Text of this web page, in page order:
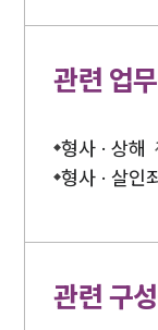
관련 업
형사 · 상해
형사 · 살인죄
관련 구